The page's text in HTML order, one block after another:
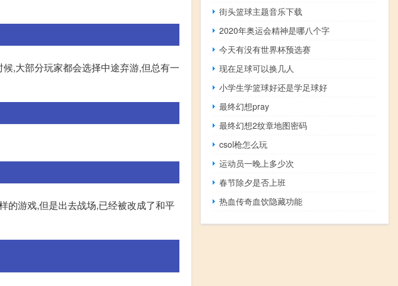
,大部分玩家都会选择中途弃游,但总有一
的游戏,但是出去战场,已经被改成了和平
街头篮球主题音乐下载
2020年奥运会精神是哪八个字
今天有没有世界杯预选赛
现在足球可以换几人
小学生学篮球好还是学足球好
最终幻想pray
最终幻想2纹章地图密码
csol枪怎么玩
运动员一晚上多少次
春节除夕是否上班
热血传奇血饮隐藏功能